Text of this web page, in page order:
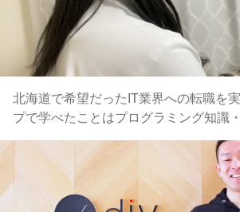
北海道で希望だったIT業界への転職を
プで学べたことはプログラミング知識